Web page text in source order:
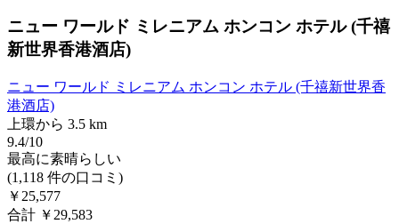
ニュー ワールド ミレニアム ホンコン ホテル (千禧
新世界香港酒店)
ニュー ワールド ミレニアム ホンコン ホテル (千禧新世界香
港酒店)
上環から 3.5 km
9.4/10
最高に素晴らしい
(1,118 件の口コミ)
￥25,577
合計 ￥29,583